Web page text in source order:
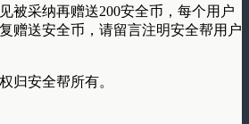
被采纳再赠送200安全币，每个用户
赠送安全币，请留言注明安全帮用户
归安全帮所有。